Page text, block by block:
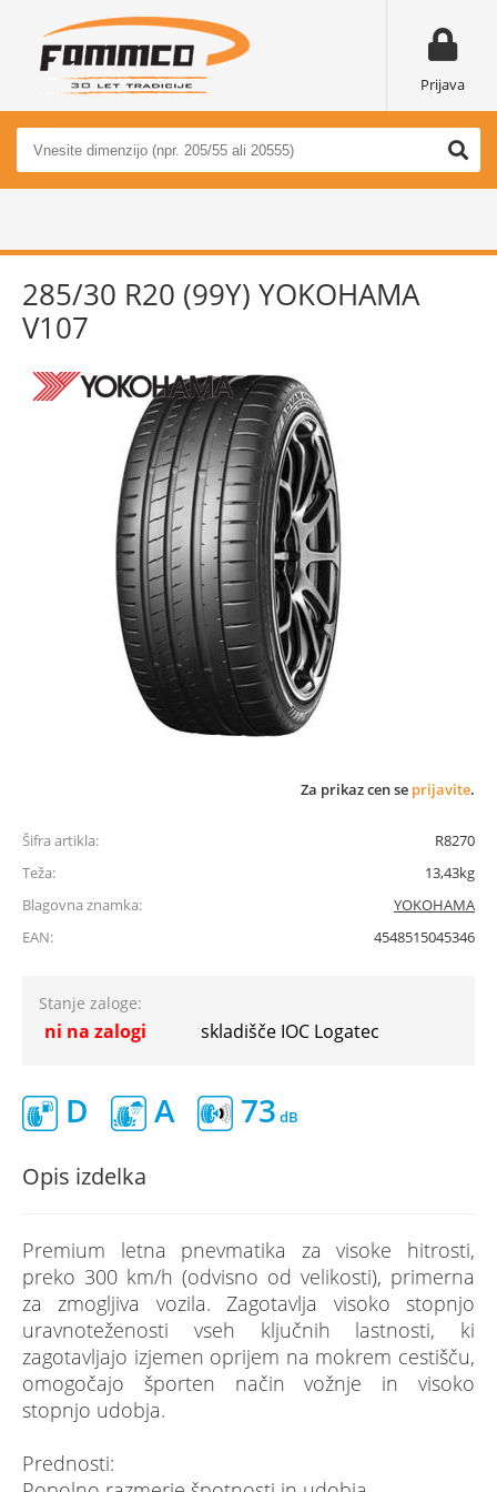
Prijava
285/30 R20 (99Y) YOKOHAMA
V107
Za prikaz cen se prijavite.
Šifra artikla:
R8270
Teža:
13,43kg
Blagovna znamka:
YOKOHAMA
EAN:
4548515045346
Stanje zaloge:
ni na zalogi skladišče IOC Logatec
D A 73
Opis izdelka
Premium letna pnevmatika za visoke hitrosti,
preko 300 km/h (odvisno od velikosti), primerna
za zmogljiva vozila. Zagotavlja visoko stopnjo
uravnoteženosti vseh ključnih lastnosti, ki
zagotavljajo izjemen oprijem na mokrem cestišču,
omogočajo športen način vožnje in visoko
stopnjo udobja.
Prednosti: